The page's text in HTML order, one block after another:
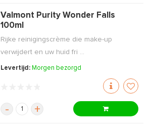
Valmont Purity Wonder Falls
100ml
Rijke reinigingscrème die make-up
verwijdert en uw huid fri ...
Levertijd: Morgen bezorgd
- +